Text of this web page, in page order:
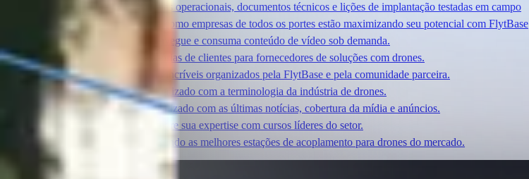
Manuais de instruções
Guias operacionais, documentos técnicos e lições de implantação testadas em campo
Estudos de caso
Descubra como empresas de todos os portes estão maximizando seu potencial com FlytBase
FlytBase TV
Descubra, navegue e consuma conteúdo de vídeo sob demanda.
Blogs
Artigos, listas e histórias de clientes para fornecedores de soluções com drones.
EventosDescubra eventos incríveis organizados pela FlytBase e pela comunidade parceira.
GlossárioMantenha-se atualizado com a terminologia da indústria de drones.
Imprensa
Mantenha-se atualizado com as últimas notícias, cobertura da mídia e anúncios.
Aprimore sua expertise com cursos líderes do setor.
Lançamento Flyt
Apresentando as melhores estações de acoplamento para drones do mercado.